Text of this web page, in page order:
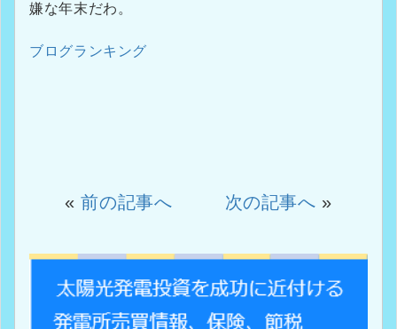
嫌な年末だわ。
ブログランキング
«前の記事へ 次の記事へ »